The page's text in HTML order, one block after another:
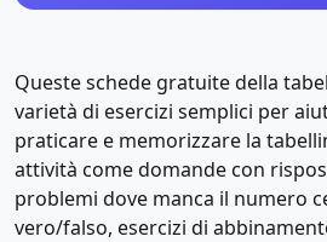
Queste schede gratuite della
varietà di esercizi semplici per
praticare e memorizzare la
attività come domande con
problemi dove manca il numero
vero/falso, esercizi di